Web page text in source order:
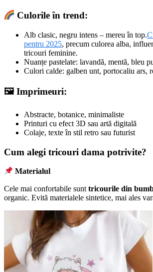
Culorile în trend:
Alb clasic, negru intens – mereu în top.
pentru 2025, precum culorea alba,
tricouri feminine.
Nuanțe pastelate: lavandă, mentă, bleu
Culori calde: galben unt, portocaliu ars,
🖼 Imprimeuri:
Abstracte, botanice, minimaliste
Printuri cu efect 3D sau artă digitală
Colaje, texte în stil retro sau futurist
Cum alegi tricouri dama potrivite?
Materialul
Cele mai confortabile sunt tricourile din
organic. Evită materialele sintetice, mai ales